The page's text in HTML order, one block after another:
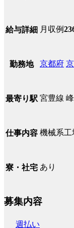
給与詳細 月収例
勤務地 京都府
最寄り駅 宮豊線
仕事内容 機械系工
寮・社宅 あり
募集内容
週払い